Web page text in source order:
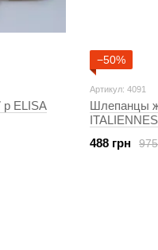
ELISA
−50%
Артикул: 4091
Шлепанцы
488 грн